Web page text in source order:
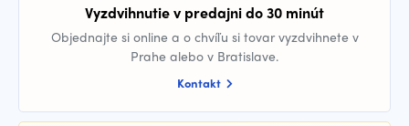
Vyzdvihnutie v predajni do 30 minút
Objednajte si online a o chvíľu si tovar vyzdvihnete v
Prahe alebo v Bratislave.
Kontakt